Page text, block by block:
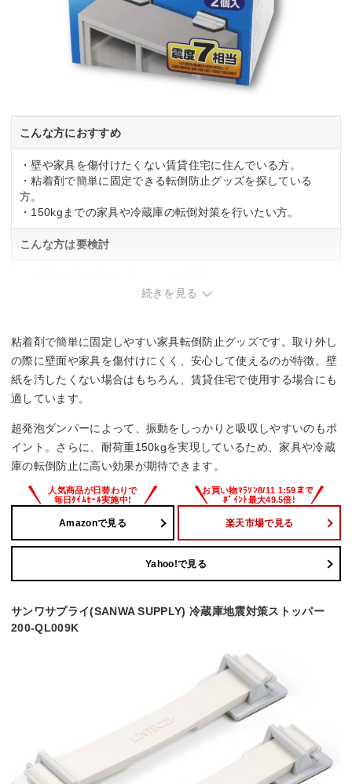
こんな方におすすめ
・壁や家具を傷付けたくない賃貸住宅に住んでいる方。
・粘着剤で簡単に固定できる転倒防止グッズを探している
方。
・150kgまでの家具や冷蔵庫の転倒対策を行いたい方。
こんな方は要検討
・粘着剤の経年劣化が気になる方。
続きを見る
粘着剤で簡単に固定しやすい家具転倒防止グッズです。取り外し
の際に壁面や家具を傷付けにくく、安心して使えるのが特徴。壁
紙を汚したくない場合はもちろん、賃貸住宅で使用する場合にも
適しています。
超発泡ダンパーによって、振動をしっかりと吸収しやすいのもポ
イント。さらに、耐荷重150kgを実現しているため、家具や冷蔵
庫の転倒防止に高い効果が期待できます。
Amazonで見る 楽天市場で見る
Yahoo!で見る
サンワサプライ(SANWA SUPPLY) 冷蔵庫地震対策ストッパー
200-QL009K